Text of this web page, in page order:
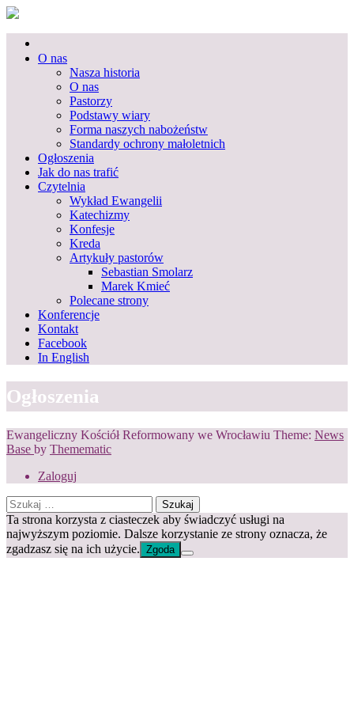
Skip
content
Wrocław
Primary
O nas
Nasza historia
O nas
Pastorzy
Podstawy wiary
Forma naszych nabożeństw
Standardy ochrony małoletnich
Ogłoszenia
Jak do nas trafić
Czytelnia
Wykład Ewangelii
Katechizmy
Konfesje
Kreda
Artykuły pastorów
Sebastian Smolarz
Marek Kmieć
Polecane strony
Konferencje
Kontakt
Facebook
In English
Ogłoszenia
Ewangeliczny Kościół Reformowany we Wrocławiu Theme: News
Base by Themematic
Zaloguj
Szukaj:
Ta strona korzysta z ciasteczek aby świadczyć usługi na
najwyższym poziomie. Dalsze korzystanie ze strony oznacza, że
zgadzasz się na ich użycie. Zgoda